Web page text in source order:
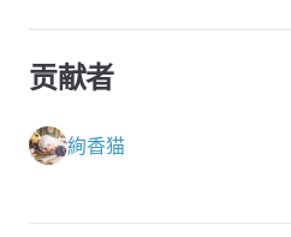
贡献者
絢香猫